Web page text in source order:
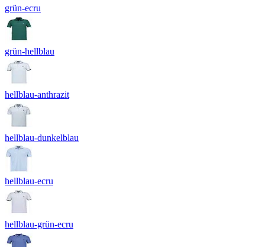
grün-ecru
grün-hellblau
hellblau-anthrazit
hellblau-dunkelblau
hellblau-ecru
hellblau-grün-ecru